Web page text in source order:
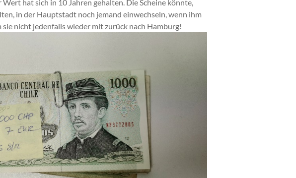
hat sich in 10 Jahren gehalten. Die Scheine könnte,
in der Hauptstadt noch jemand einwechseln, wenn ihm
nicht jedenfalls wieder mit zurück nach Hamburg!